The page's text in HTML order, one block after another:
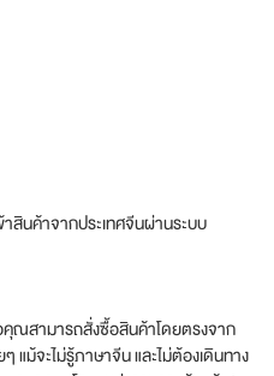
สินค้าจากประเทศจีนผ่านระบบ
ณสามารถสั่งซื้อสินค้าโดยตรงจาก
แม้จะไม่รู้ภาษาจีน และไม่ต้องเดินทาง